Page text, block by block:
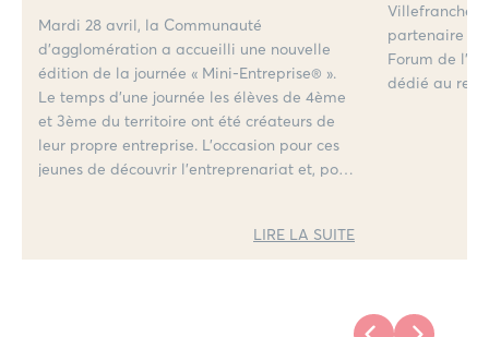
Mardi 28 avril, la Communauté
d’agglomération a accueilli une nouvelle
édition de la journée « Mini-Entreprise® ».
Le temps d’une journée les élèves de 4ème
et 3ème du territoire ont été créateurs de
leur propre entreprise. L’occasion pour ces
jeunes de découvrir l’entreprenariat et, pour
LIRE LA SUITE
Villefranche
partenaire
Forum de
dédié au